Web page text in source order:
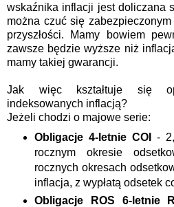
wskaźnika inflacji jest doliczana
można czuć się
przyszłości. Mamy bowiem
zawsze będzie wyższe niż
mamy takiej gwarancji.
Jak więc kształtuje się
indeksowanych inflacją?
Jeżeli chodzi o majowe serie:
Obligacje 4-letnie COI -
rocznym okresie
rocznych okresach
inflacja, z wypłatą odsetek
Obligacje ROS 6-letnie